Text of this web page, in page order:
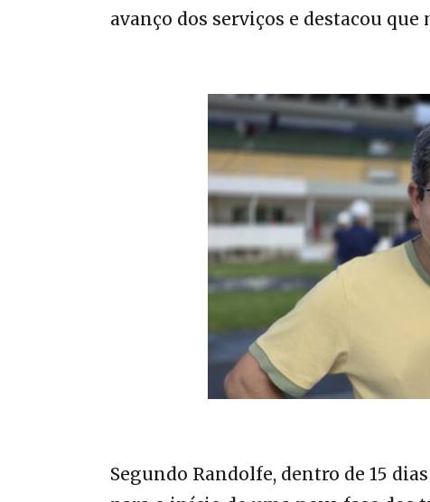
avanço dos serviços e destacou
Segundo Randolfe, dentro de 15